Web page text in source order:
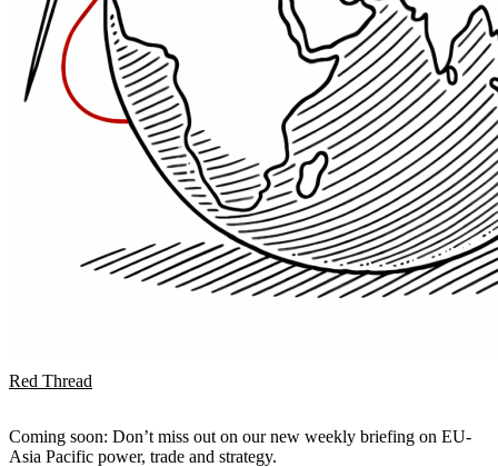
Red Thread
Coming soon: Don’t miss out on our new weekly briefing on EU-
Asia Pacific power, trade and strategy.